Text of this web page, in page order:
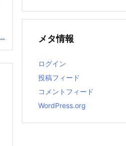
メタ情報
ログイン
投稿フィード
コメントフィード
WordPress.org